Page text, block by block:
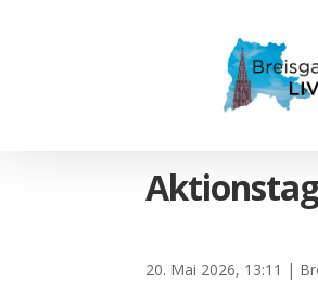
20. Mai 2026, 13:11 |